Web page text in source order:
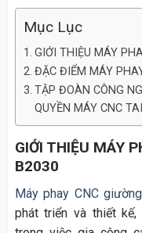
Mục Lục
GIỚI THIỆU MÁY
ĐẶC ĐIỂM MÁY
TẬP ĐOÀN CÔNG
QUYỀN MÁY CNC
GIỚI THIỆU MÁY
B2030
Máy phay CNC
phát triển và thiết